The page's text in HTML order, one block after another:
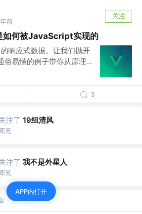
前
关注
如何被JavaScript实现的
响应式数据。让我们抛开
俗易懂的例子带你从原理...
3
注了 19组清风
兄
注了 我不是外星人
兄
APP内打开